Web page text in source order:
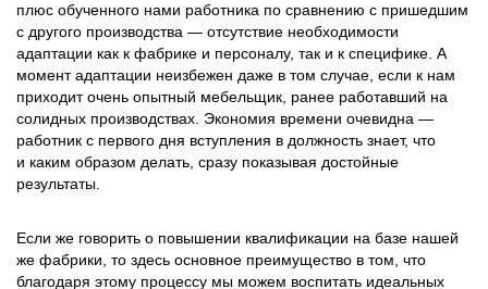
плюс обученного нами работника по сравнению с пришедшим
с другого производства — отсутствие необходимости
адаптации как к фабрике и персоналу, так и к специфике. А
момент адаптации неизбежен даже в том случае, если к нам
приходит очень опытный мебельщик, ранее работавший на
солидных производствах. Экономия времени очевидна —
работник с первого дня вступления в должность знает, что
и каким образом делать, сразу показывая достойные
результаты.
Если же говорить о повышении квалификации на базе нашей
же фабрики, то здесь основное преимущество в том, что
благодаря этому процессу мы можем воспитать идеальных